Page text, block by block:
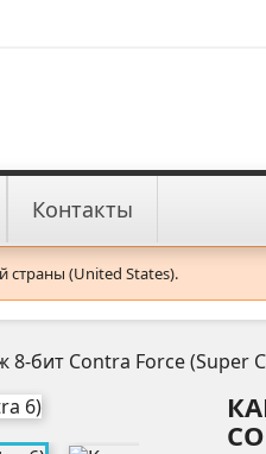
Контакты
страны (United States).
8-бит Contra Force (Super